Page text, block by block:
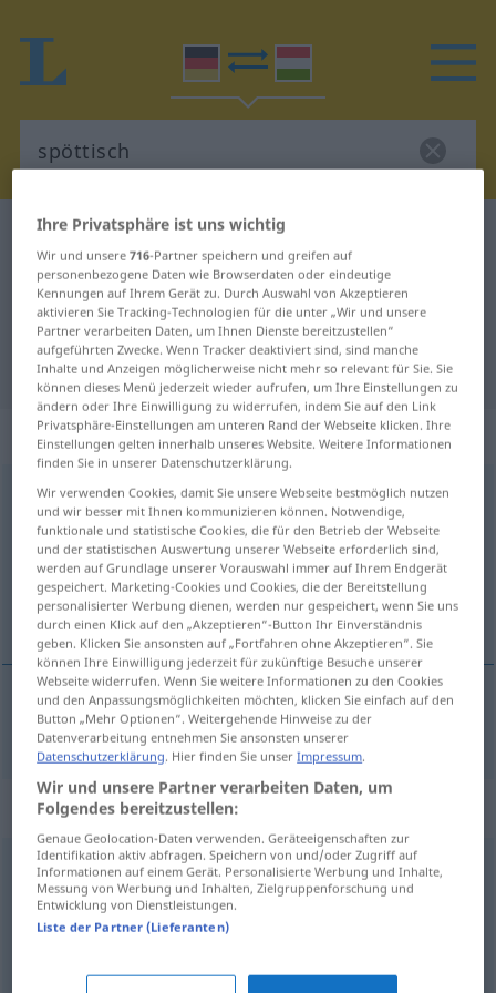
Deutsch-Ungarisch Wörterbuch
Deutsch-Ungarisch Übersetzung
für "spöttisch"
"spöttisch" Ungarisch Übersetzung
„spöttisch“
spöttisch
Übersicht aller Übersetzungen
(Für mehr Details die Übersetzung anklicken/antippen)
gúnyos
gúnyos spöttisch
Synonyme für "spöttisch"
bösartig (Lächeln),höhnisch (Lächeln),boshaft (Lächeln)
gehässig, höhnisch,dreckig (Lachen, Lache)
Ihre Privatsphäre ist uns wichtig
Wir und unsere716-Partner speichern und greifen auf
personenbezogene Daten wie Browserdaten oder eindeutige
Kennungen auf Ihrem Gerät zu. Durch Auswahl von Akzeptieren
aktivieren Sie Tracking-Technologien für die unter „Wir und unsere
Partner verarbeiten Daten, um Ihnen Dienste bereitzustellen“
aufgeführten Zwecke. Wenn Tracker deaktiviert sind, sind manche
Inhalte und Anzeigen möglicherweise nicht mehr so relevant für Sie. Sie
können dieses Menü jederzeit wieder aufrufen, um Ihre Einstellungen zu
ändern oder Ihre Einwilligung zu widerrufen, indem Sie auf den Link
Privatsphäre-Einstellungen am unteren Rand der Webseite klicken. Ihre
Einstellungen gelten innerhalb unseres Website. Weitere Informationen
finden Sie in unserer Datenschutzerklärung.
Wir verwenden Cookies, damit Sie unsere Webseite bestmöglich nutzen
und wir besser mit Ihnen kommunizieren können. Notwendige,
funktionale und statistische Cookies, die für den Betrieb der Webseite
und der statistischen Auswertung unserer Webseite erforderlich sind,
werden auf Grundlage unserer Vorauswahl immer auf Ihrem Endgerät
gespeichert. Marketing-Cookies und Cookies, die der Bereitstellung
personalisierter Werbung dienen, werden nur gespeichert, wenn Sie uns
durch einen Klick auf den „Akzeptieren“-Button Ihr Einverständnis
geben. Klicken Sie ansonsten auf „Fortfahren ohne Akzeptieren“. Sie
können Ihre Einwilligung jederzeit für zukünftige Besuche unserer
Webseite widerrufen. Wenn Sie weitere Informationen zu den Cookies
und den Anpassungsmöglichkeiten möchten, klicken Sie einfach auf den
Button „Mehr Optionen“. Weitergehende Hinweise zu der
Datenverarbeitung entnehmen Sie ansonsten unserer
Datenschutzerklärung. Hier finden Sie unserImpressum.
Wir und unsere Partner verarbeiten Daten, um
Folgendes bereitzustellen:
Genaue Geolocation-Daten verwenden. Geräteeigenschaften zur
Identifikation aktiv abfragen. Speichern von und/oder Zugriff auf
Informationen auf einem Gerät. Personalisierte Werbung und Inhalte,
Messung von Werbung und Inhalten, Zielgruppenforschung und
Entwicklung von Dienstleistungen.
Liste der Partner (Lieferanten)